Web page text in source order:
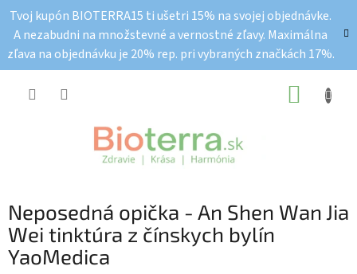
obsah
Tvoj kupón BIOTERRA15 ti ušetri 15% na svojej objednávke.
A nezabudni na množstevné a vernostné zľavy. Maximálna
zľava na objednávku je 20% rep. pri vybraných značkách 17%.
Neposedná opička - An Shen Wan Jia
Wei tinktúra z čínskych bylín
YaoMedica